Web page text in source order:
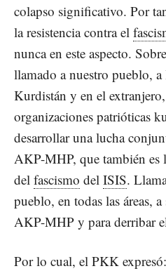
colapso significativo. Por
la resistencia contra el
nunca en este aspecto.
llamado a nuestro pueblo, a
Kurdistán y en el
organizaciones patrióticas
desarrollar una lucha
AKP-MHP, que también es
del fascismo del ISIS.
pueblo, en todas las áreas,
AKP-MHP y para derribar
Por lo cual, el PKK